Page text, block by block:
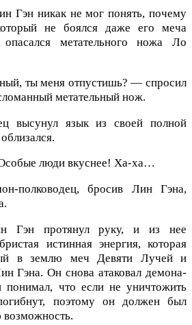
Гэн никак не мог понять, почему
не боялся даже его меча
метательного ножа Ло
ты меня отпустишь? — спросил
метательный нож.
высунул язык из своей полной
люди вкуснее! Ха-ха…
полководец, бросив Лин Гэна,
Гэн протянул руку, и из нее
истинная энергия, которая
в землю меч Девяти Лучей и
Гэна. Он снова атаковал демона-
понимал, что если не уничтожить
поэтому он должен был
возможность.